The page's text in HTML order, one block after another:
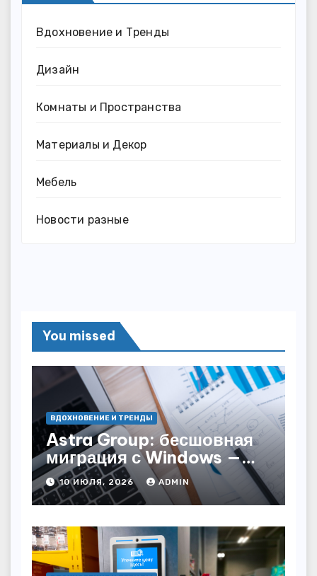
Вдохновение и Тренды
Дизайн
Комнаты и Пространства
Материалы и Декор
Мебель
Новости разные
You missed
ВДОХНОВЕНИЕ И ТРЕНДЫ
Astra Group: бесшовная
миграция с Windows —
как сохранить бизнес-
непрерывность
10 ИЮЛЯ, 2026 ADMIN